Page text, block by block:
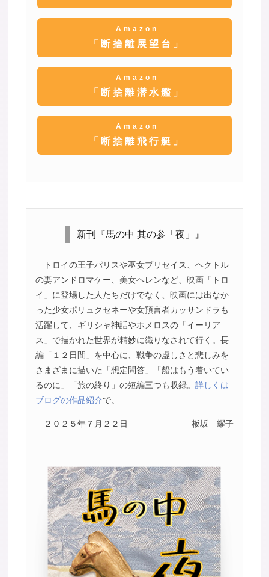
Amazon
「断捨離展望台」
Amazon
「断捨離潜水艦」
Amazon
「断捨離飛行艇」
新刊『馬の中 其の参「夜」』
トロイの王子パリスや巫女ブリセイス、ヘクトル
の妻アンドロマケー、美女ヘレンなど、映画「トロ
イ」に登場した人たちだけでなく、映画には出なか
った少女ポリュクセネーや女預言者カッサンドラも
活躍して、ギリシャ神話やホメロスの「イーリア
ス」で描かれた世界が精妙に織りなされて行く。長
編「１２日間」を中心に、戦争の虚しさと悲しみを
さまざまに描いた「想定問答」「船はもう着いてい
るのに」「旅の終り」の短編三つも収録。 詳しくは
ブログの作品紹介で。
２０２５年７月２２日 板坂 耀子